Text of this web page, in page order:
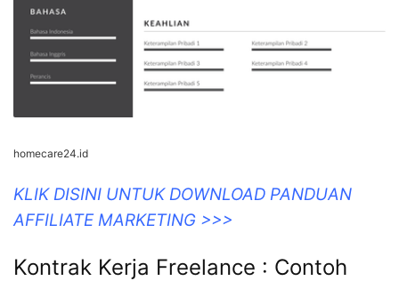
homecare24.id
KLIK DISINI UNTUK DOWNLOAD PANDUAN
AFFILIATE MARKETING >>>
Kontrak Kerja Freelance : Contoh